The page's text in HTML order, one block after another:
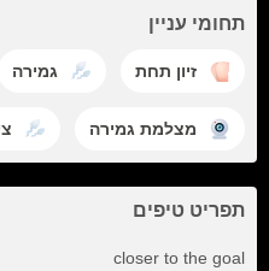
תחומי עניין
זיון תחת גמירה
מצלמת גמירה
תפריט טיפים
closer to the goal